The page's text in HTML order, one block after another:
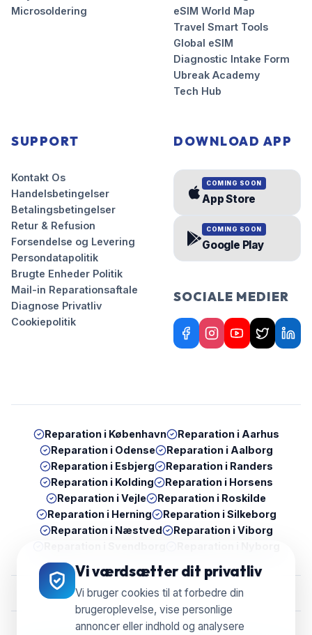
Vi værdsætter dit privatliv
Vi bruger cookies til at forbedre din
brugeroplevelse, vise personlige
annoncer eller indhold og analysere
Microsoldering
eSIM World Map
Travel Smart Tools
Global eSIM
Diagnostic Intake Form
Ubreak Academy
Tech Hub
SUPPORT
Kontakt Os
Handelsbetingelser
Betalingsbetingelser
Retur & Refusion
Forsendelse og Levering
Persondatapolitik
Brugte Enheder Politik
Mail-in Reparationsaftale
Diagnose Privatliv
Cookiepolitik
DOWNLOAD APP
COMING SOON
App Store
COMING SOON
Google Play
SOCIALE MEDIER
Reparation i København Reparation i Aarhus
Reparation i Odense Reparation i Aalborg
Reparation i Esbjerg Reparation i Randers
Reparation i Kolding Reparation i Horsens
Reparation iVejle Reparation i Roskilde
Reparation i Herning Reparation i Silkeborg
Reparation i Næstved Reparation i Viborg